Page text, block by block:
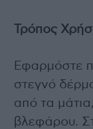
Τρόπος
Εφαρμόστε
στεγνό
από τα
βλεφάρου.